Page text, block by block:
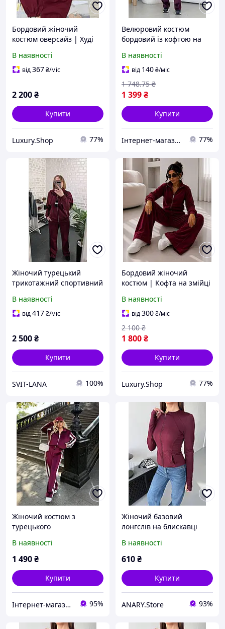
Бордовий жіночий
костюм оверсайз | Худі
| Турецька двохнитка |
Розмір 42-46
В наявності
від367₴/міс
2 200₴
Купити
Luxury.Shop 77%
Велюровий костюм
бордовий із кофтою на
штанами з турецького
велюру Merlini
В наявності
від 140₴/міс
1 399₴
1 748.75 ₴
Купити
Інтернет-магазин TOOLS-PROOF 77%
Жіночий турецький
трикотажний спортивний
штани | Колір бордо/
м'ята
В наявності
від417₴/міс
2 500₴
Купити
SVIT-LANA 100%
Бордовий жіночий
костюм | Кофта на змійці
велюр | Розмір 42-46
В наявності
від300₴/міс
1 800₴
2 100 ₴
Купити
Luxury.Shop 77%
Жіночий костюм з
турецького
на хутрі з лампасами,
розміри батал 50-52, 54-
В наявності
1 490₴
Купити
Інтернет-магазин "Подружки" 95%
Жіночий базовий
лонгслів на блискавці
Бордовий, 42
В наявності
610₴
Купити
ANARY.Store 93%